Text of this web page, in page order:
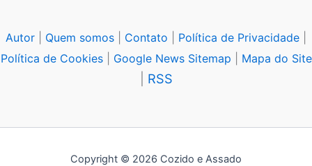
Autor Quem somos Contato Política de Privacidade
Política de Cookies| Google News Sitemap Mapa do Site
RSS
Copyright © 2026 Cozido e Assado